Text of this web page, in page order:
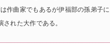
作曲家でもあるが伊福部の孫弟子に
れた大作である。